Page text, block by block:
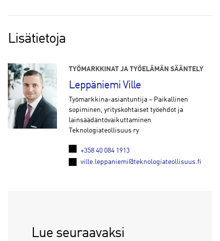
Lisätietoja
TYÖMARKKINAT JA TYÖELÄMÄN SÄÄNTELY
Leppäniemi Ville
Työmarkkina-asiantuntija – Paikallinen
sopiminen, yrityskohtaiset työehdot ja
lainsäädäntövaikuttaminen
Teknologiateollisuus ry
+358 40 084 1913
ville.leppaniemi@teknologiateollisuus.fi
Lue seuraavaksi